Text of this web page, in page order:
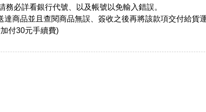
務必詳看銀行代號、以及帳號以免輸入錯誤。
達商品並且查閱商品無誤、簽收之後再將該款項交付給貨
付30元手續費)